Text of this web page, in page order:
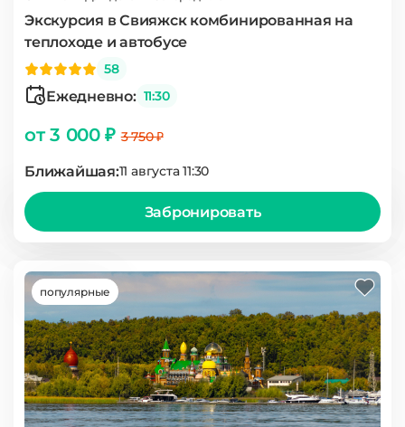
Экскурсия в Свияжск комбинированная на
теплоходе и автобусе
58
Ежедневно: 11:30
от 3 000 ₽3 750 ₽
Ближайшая:11 августа 11:30
Забронировать
популярные